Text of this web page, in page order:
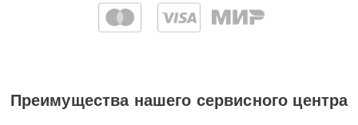
Преимущества нашего сервисного центра